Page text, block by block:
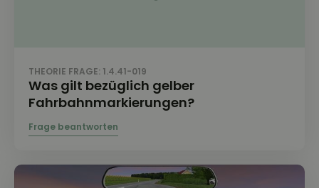
THEORIE FRAGE: 1.4.41-019
Was gilt bezüglich gelber
Fahrbahnmarkierungen?